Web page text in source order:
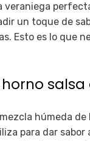
veraniega
un toque de
Esto es lo que
salsa
húmeda
para dar sabor